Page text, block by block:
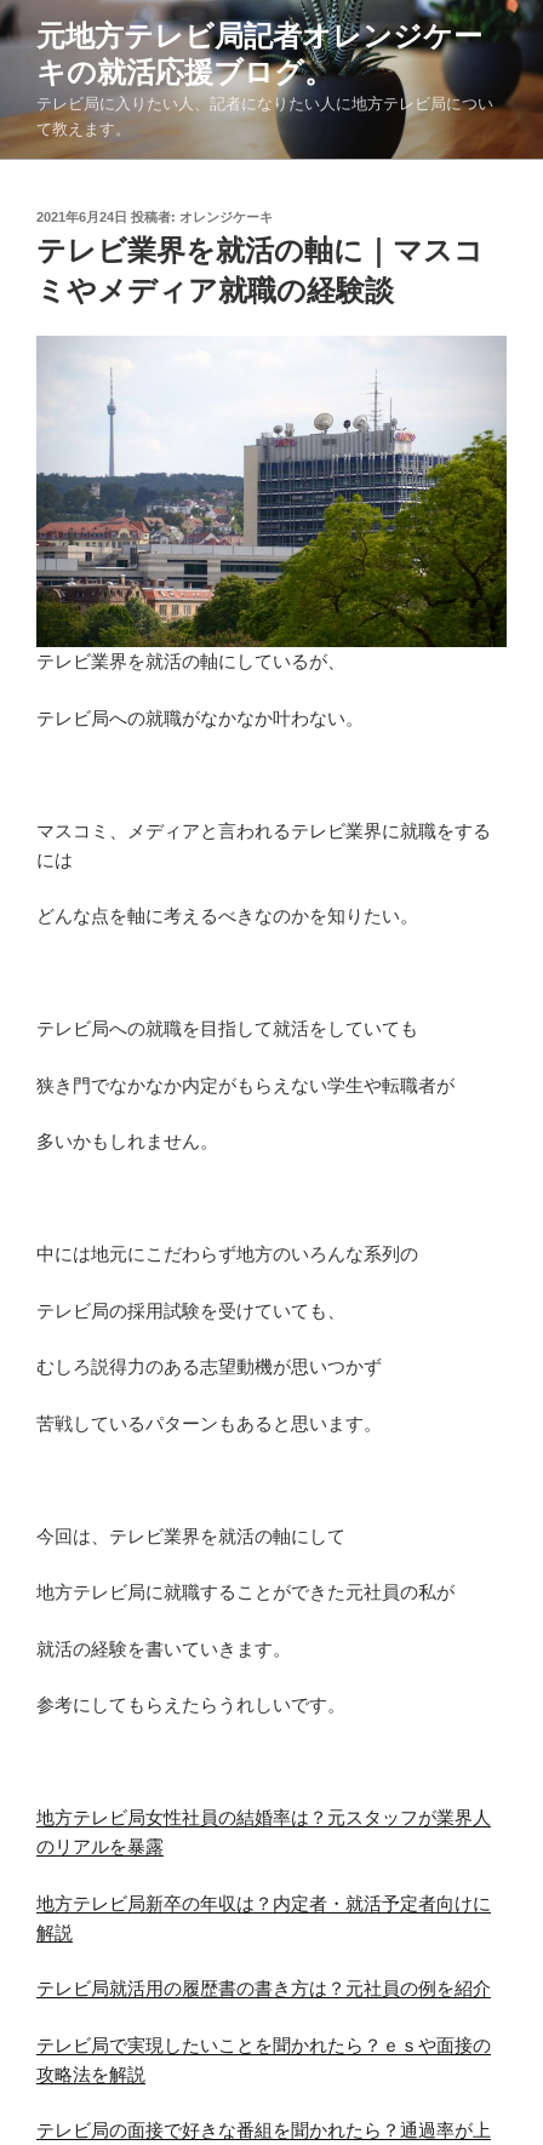
コ
ン
へ
元地方テレビ局記者オレンジケー
キの就活応援ブログ。
テレビ局に入りたい人、記者になりたい人に地方テレビ局につい
て教えます。
投
稿
日:
2021年6月24日 投稿者: オレンジケーキ
テレビ業界を就活の軸に｜マスコ
ミやメディア就職の経験談
テレビ業界を就活の軸にしているが、
テレビ局への就職がなかなか叶わない。
マスコミ、メディアと言われるテレビ業界に就職をする
には
どんな点を軸に考えるべきなのかを知りたい。
テレビ局への就職を目指して就活をしていても
狭き門でなかなか内定がもらえない学生や転職者が
多いかもしれません。
中には地元にこだわらず地方のいろんな系列の
テレビ局の採用試験を受けていても、
むしろ説得力のある志望動機が思いつかず
苦戦しているパターンもあると思います。
今回は、テレビ業界を就活の軸にして
地方テレビ局に就職することができた元社員の私が
就活の経験を書いていきます。
参考にしてもらえたらうれしいです。
地方テレビ局女性社員の結婚率は？元スタッフが業界人
のリアルを暴露
地方テレビ局新卒の年収は？内定者・就活予定者向けに
解説
テレビ局就活用の履歴書の書き方は？元社員の例を紹介
テレビ局で実現したいことを聞かれたら？ｅｓや面接の
攻略法を解説
テレビ局の面接で好きな番組を聞かれたら？通過率が上